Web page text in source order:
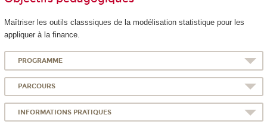
Maîtriser les outils classsiques de la modélisation statistique pour les
appliquer à la finance.
PROGRAMME
PARCOURS
INFORMATIONS PRATIQUES